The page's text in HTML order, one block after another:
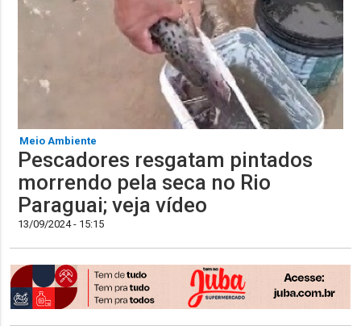
Meio Ambiente
Pescadores resgatam pintados
morrendo pela seca no Rio
Paraguai; veja vídeo
13/09/2024 - 15:15